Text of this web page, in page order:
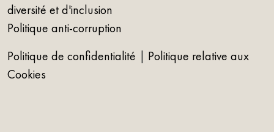
diversité et d'inclusion
Politique anti-corruption
Politique de confidentialité | Politique relative aux
Cookies